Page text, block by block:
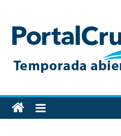
content
Toda
la